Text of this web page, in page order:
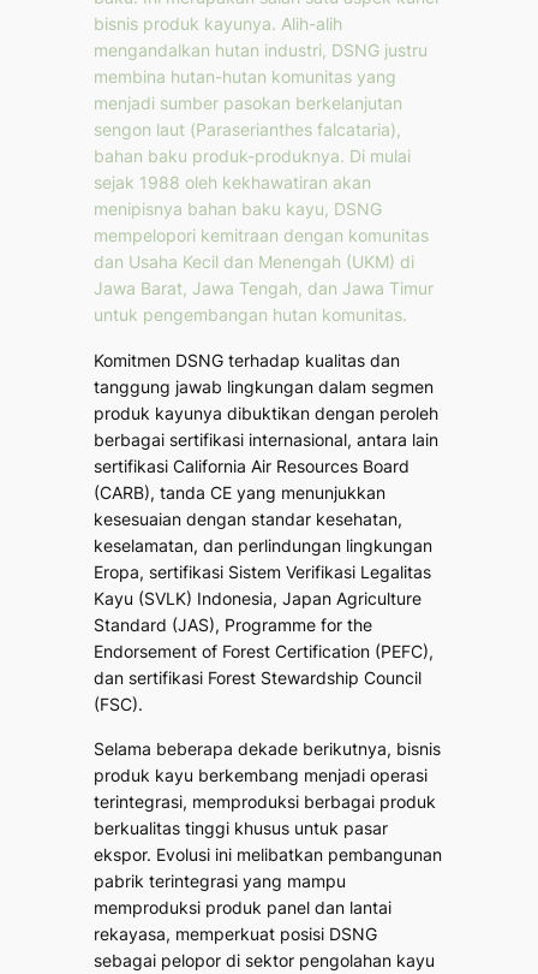
bisnis produk kayunya. Alih-alih
mengandalkan hutan industri, DSNG justru
membina hutan-hutan komunitas yang
menjadi sumber pasokan berkelanjutan
sengon laut (Paraserianthes falcataria),
bahan baku produk-produknya. Di mulai
sejak 1988 oleh kekhawatiran akan
menipisnya bahan baku kayu, DSNG
mempelopori kemitraan dengan komunitas
dan Usaha Kecil dan Menengah (UKM) di
Jawa Barat, Jawa Tengah, dan Jawa Timur
untuk pengembangan hutan komunitas.
Komitmen DSNG terhadap kualitas dan
tanggung jawab lingkungan dalam segmen
produk kayunya dibuktikan dengan peroleh
berbagai sertifikasi internasional, antara lain
sertifikasi California Air Resources Board
(CARB), tanda CE yang menunjukkan
kesesuaian dengan standar kesehatan,
keselamatan, dan perlindungan lingkungan
Eropa, sertifikasi Sistem Verifikasi Legalitas
Kayu (SVLK) Indonesia, Japan Agriculture
Standard (JAS), Programme for the
Endorsement of Forest Certification (PEFC),
dan sertifikasi Forest Stewardship Council
(FSC).
Selama beberapa dekade berikutnya, bisnis
produk kayu berkembang menjadi operasi
terintegrasi, memproduksi berbagai produk
berkualitas tinggi khusus untuk pasar
ekspor. Evolusi ini melibatkan pembangunan
pabrik terintegrasi yang mampu
memproduksi produk panel dan lantai
rekayasa, memperkuat posisi DSNG
sebagai pelopor di sektor pengolahan kayu